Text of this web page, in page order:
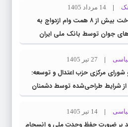
14 مرداد 1405
پرداخت بیش از ۸ همت وام ازدواج به
جوان توسط بانک ملی ایران
27 تیر 1405
مرکزی حزب اعتدال و توسعه:
از شرایط طراحی‌شده توسط دشمنان
14 تیر 1405